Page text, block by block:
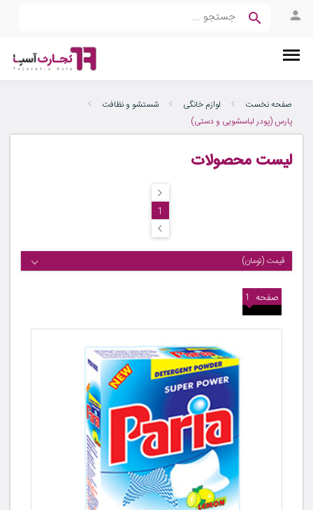
صفحه نخست لوازم خانگی
شستشو و نظافت
پارس (پودر لباسشویی و دستی)
لیست محصولات
1
قیمت (تومان)
صفحه 1